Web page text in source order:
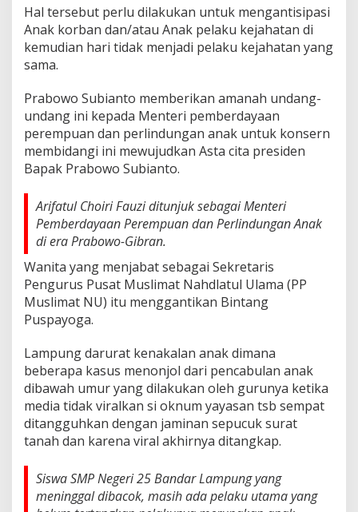
Hal tersebut perlu dilakukan untuk mengantisipasi
Anak korban dan/atau Anak pelaku kejahatan di
kemudian hari tidak menjadi pelaku kejahatan yang
sama.
Prabowo Subianto memberikan amanah undang-
undang ini kepada Menteri pemberdayaan
perempuan dan perlindungan anak untuk konsern
membidangi ini mewujudkan Asta cita presiden
Bapak Prabowo Subianto.
Arifatul Choiri Fauzi ditunjuk sebagai Menteri
Pemberdayaan Perempuan dan Perlindungan Anak
di era Prabowo-Gibran.
Wanita yang menjabat sebagai Sekretaris
Pengurus Pusat Muslimat Nahdlatul Ulama (PP
Muslimat NU) itu menggantikan Bintang
Puspayoga.
Lampung darurat kenakalan anak dimana
beberapa kasus menonjol dari pencabulan anak
dibawah umur yang dilakukan oleh gurunya ketika
media tidak viralkan si oknum yayasan tsb sempat
ditangguhkan dengan jaminan sepucuk surat
tanah dan karena viral akhirnya ditangkap.
Siswa SMP Negeri 25 Bandar Lampung yang
meninggal dibacok, masih ada pelaku utama yang